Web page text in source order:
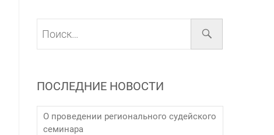
ПОСЛЕДНИЕ НОВОСТИ
О проведении регионального судейского
семинара